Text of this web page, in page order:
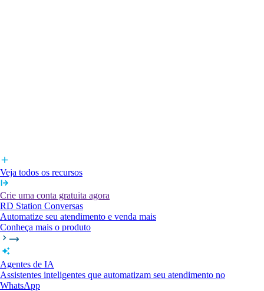
Veja todos os recursos
Crie uma conta gratuita agora
RD Station Conversas
Automatize seu atendimento e venda mais
Conheça mais o produto
Agentes de IA
Assistentes inteligentes que automatizam seu atendimento no
WhatsApp